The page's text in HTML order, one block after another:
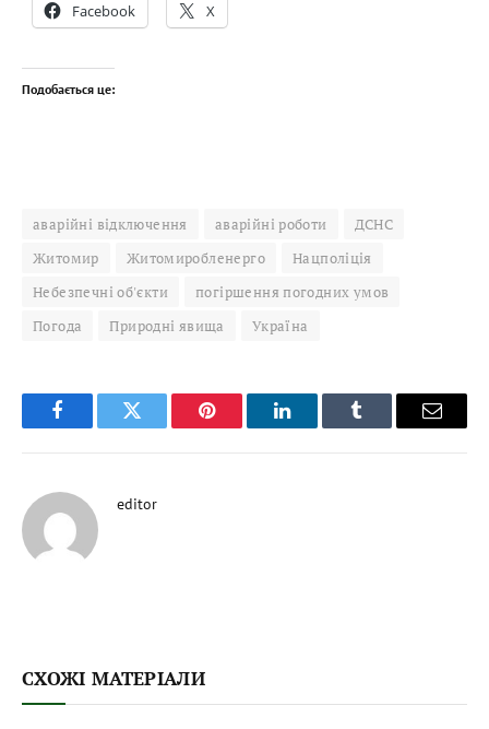
Facebook X
Подобається це:
аварійні відключення аварійні роботи
ДСНС
Житомир
Житомиробленерго
Нацполіція
Небезпечні об'єкти
погіршення погодних умов
Погода
Природні явища Україна
FacebookTwitter Pinterest LinkedInTumblr Email
editor
СХОЖІ МАТЕРІАЛИ